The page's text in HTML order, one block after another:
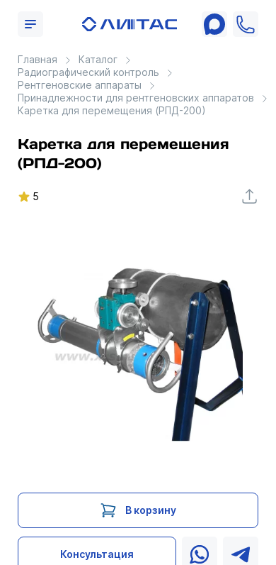
Главная
Каталог
Радиографический контроль
Рентгеновские аппараты
Принадлежности для рентгеновских аппаратов
Каретка для перемещения (РПД-200)
Каретка для перемещения
(РПД-200)
5
В корзину
Консультация